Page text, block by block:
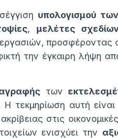
υπολογισμού
, μελέτες
προσφέροντας
την έγκαιρη λήψη
των
τεκμηρίωση αυτή είναι
στις
ενισχύει την